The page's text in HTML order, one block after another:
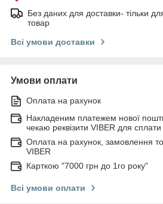
Без даних для доставки- тільки
товар
Всі умови доставки
Умови оплати
Оплата на рахунок
Накладеним платежем нової
чекаю реквізити VIBER для сплати
Оплата на рахунок, замовлення
VIBER
Карткою "7000 грн до 1го року"
Всі умови оплати